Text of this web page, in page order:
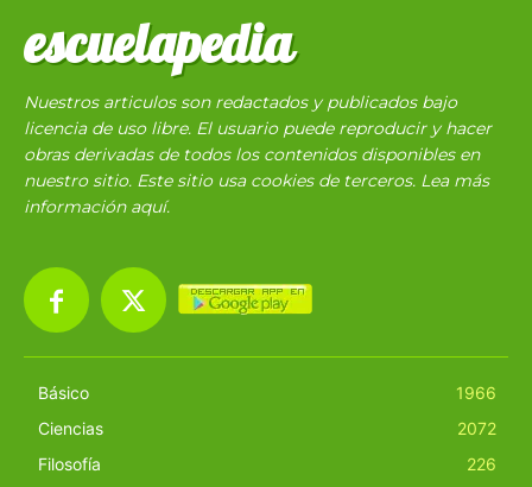
escuelapedia
Nuestros articulos son redactados y publicados bajo
licencia de uso libre. El usuario puede reproducir y hacer
obras derivadas de todos los contenidos disponibles en
nuestro sitio. Este sitio usa cookies de terceros. Lea más
información aquí.
Básico
1966
Ciencias
2072
Filosofía
226